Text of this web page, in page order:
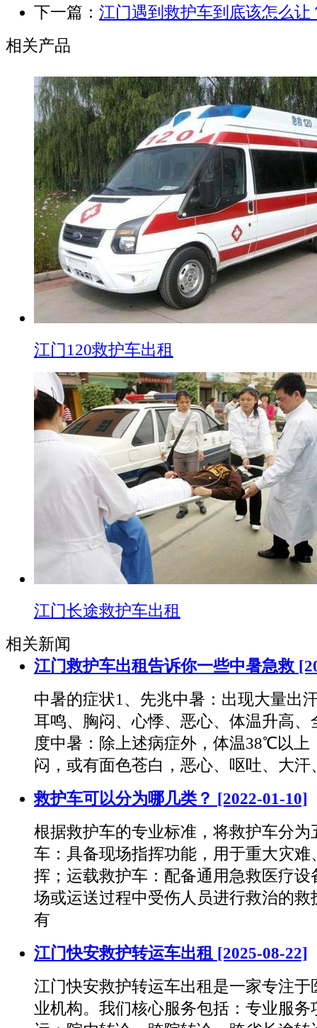
下一篇： 江门遇到救护车到底该怎么让
相关产品
江门120救护车出租
江门长途救护车出租
相关新闻
江门救护车出租告诉你一些中暑急救
中暑的症状1、先兆中暑：出现大量出
耳鸣、胸闷、心悸、恶心、体温升高、
度中暑：除上述病症外，体温38℃以上
闷，或有面色苍白，恶心、呕吐、大汗
救护车可以分为哪几类？ [2022-01-10]
根据救护车的专业标准，将救护车分为
车：具备现场指挥功能，用于重大灾难
挥；运载救护车：配备通用急救医疗设
场或运送过程中受伤人员进行救治的救
有
江门快安救护转运车出租 [2025-08-22]
江门快安救护转运车出租是一家专注于
业机构。我们核心服务包括：专业服务